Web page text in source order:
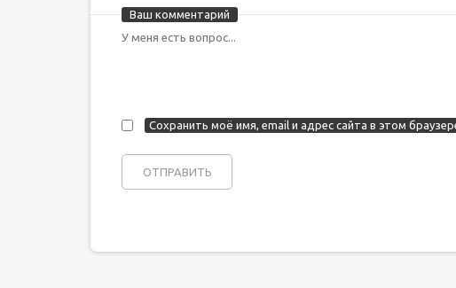
Ваш комментарий
Сохранить моё имя, email и адрес сайта в этом